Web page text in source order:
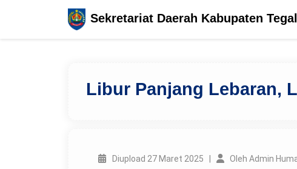
Sekretariat Daerah Kabupaten Tegal
Libur Panjang Lebaran,
Diupload 27 Maret 2025 | Oleh Admin